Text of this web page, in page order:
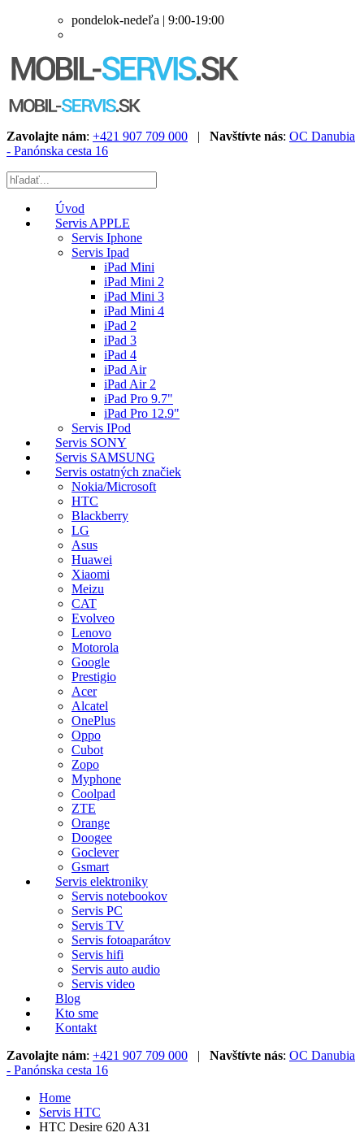
pondelok-nedeľa | 9:00-19:00
Zavolajte nám: +421 907 709 000 | Navštívte nás: OC Danubia
- Panónska cesta 16
Úvod
Servis APPLE
Servis Iphone
Servis Ipad
iPad Mini
iPad Mini 2
iPad Mini 3
iPad Mini 4
iPad 2
iPad 3
iPad 4
iPad Air
iPad Air 2
iPad Pro 9.7"
iPad Pro 12.9"
Servis IPod
Servis SONY
Servis SAMSUNG
Servis ostatných značiek
Nokia/Microsoft
HTC
Blackberry
LG
Asus
Huawei
Xiaomi
Meizu
CAT
Evolveo
Lenovo
Motorola
Google
Prestigio
Acer
Alcatel
OnePlus
Oppo
Cubot
Zopo
Myphone
Coolpad
ZTE
Orange
Doogee
Goclever
Gsmart
Servis elektroniky
Servis notebookov
Servis PC
Servis TV
Servis fotoaparátov
Servis hifi
Servis auto audio
Servis video
Blog
Kto sme
Kontakt
Zavolajte nám: +421 907 709 000 | Navštívte nás: OC Danubia
- Panónska cesta 16
Home
Servis HTC
HTC Desire 620 A31